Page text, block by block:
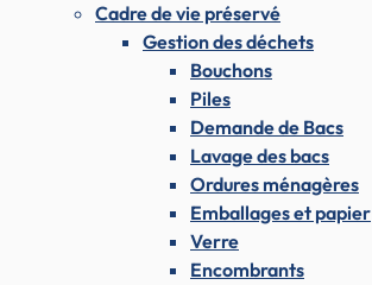
Cadre de vie préservé
Gestion des déchets
Bouchons
Piles
Demande de Bacs
Lavage des bacs
Ordures ménagères
Emballages et papier
Verre
Encombrants